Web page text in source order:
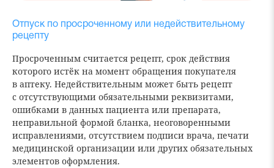
Отпуск по просроченному или недействительному
рецепту
Просроченным считается рецепт, срок действия
которого истёк на момент обращения покупателя
в аптеку. Недействительным может быть рецепт
с отсутствующими обязательными реквизитами,
ошибками в данных пациента или препарата,
неправильной формой бланка, неоговоренными
исправлениями, отсутствием подписи врача, печати
медицинской организации или других обязательных
элементов оформления.